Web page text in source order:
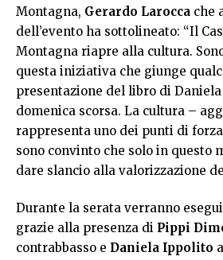
Montagna, Gerardo Larocca che
dell’evento ha sottolineato: “Il
Montagna riapre alla cultura.
questa iniziativa che giunge
presentazione del libro di
domenica scorsa. La cultura –
rappresenta uno dei punti di
sono convinto che solo in questo
dare slancio alla valorizzazione
Durante la serata verranno
grazie alla presenza di Pippi
contrabbasso e Daniela Ippolito